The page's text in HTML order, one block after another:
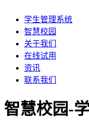
学生管理系统
智慧校园
关于我们
在线试用
资讯
联系我们
智慧校园-